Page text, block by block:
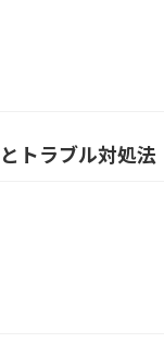
トラブル対処法